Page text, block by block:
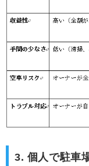
3. 個人で駐車